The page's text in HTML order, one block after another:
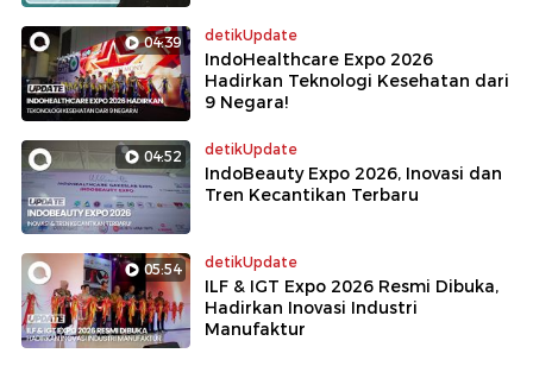
04:39 detikUpdate
IndoHealthcare Expo 2026
Hadirkan Teknologi Kesehatan dari
9 Negara!
04:52 detikUpdate
IndoBeauty Expo 2026, Inovasi dan
Tren Kecantikan Terbaru
05:54 detikUpdate
ILF & IGT Expo 2026 Resmi Dibuka,
Hadirkan Inovasi Industri
Manufaktur